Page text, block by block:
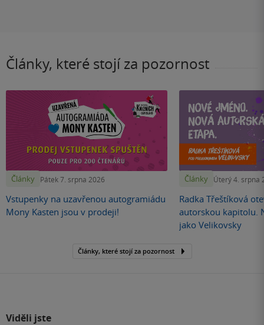
Články, které stojí za pozornost
Články Pátek 7. srpna 2026
Vstupenky na uzavřenou autogramiádu
Mony Kasten jsou v prodeji!
Články Úterý 4. srpna
Radka Třeštíková
autorskou kapitolu.
jako Velikovsky
Články, které stojí za pozornost
Viděli jste